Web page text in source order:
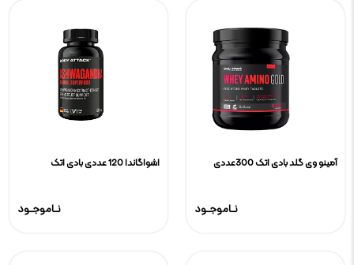
اشواگاندا 120 عددی بادی اتک
نـاموجـود
آمینو وی گلد بادی اتک 300عددی
نـاموجـود